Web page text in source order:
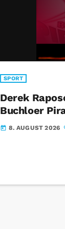
SPORT
Derek
Buchloer
today 8. AUGUST 2026